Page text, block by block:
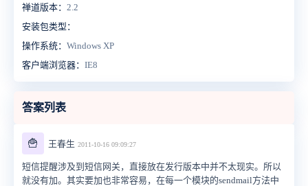
禅道版本： 2.2
安装包类型：
操作系统： Windows XP
客户端浏览器： IE8
答案列表
🍟 王春生 2011-10-16 09:09:27
短信提醒涉及到短信网关，直接放在发行版本中并不太现实。所以
就没有加。其实要加也非常容易，在每一个模块的sendmail方法中